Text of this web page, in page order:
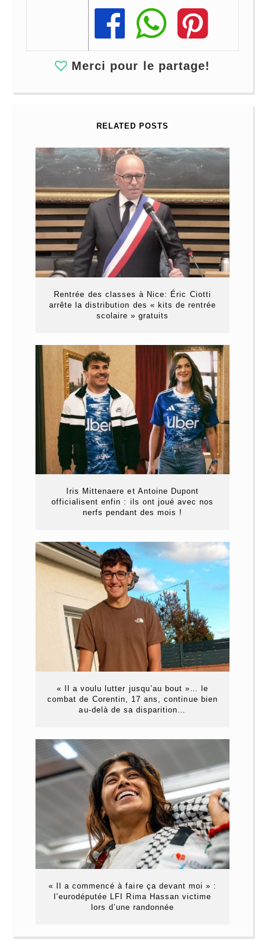
Share
Share
Share
Merci pour le partage!
RELATED POSTS
Rentrée des classes à Nice: Éric Ciotti
arrête la distribution des « kits de rentrée
scolaire » gratuits
Iris Mittenaere et Antoine Dupont
officialisent enfin : ils ont joué avec nos
nerfs pendant des mois !
« Il a voulu lutter jusqu’au bout »… le
combat de Corentin, 17 ans, continue bien
au-delà de sa disparition…
« Il a commencé à faire ça devant moi » :
l’eurodéputée LFI Rima Hassan victime
lors d’une randonnée